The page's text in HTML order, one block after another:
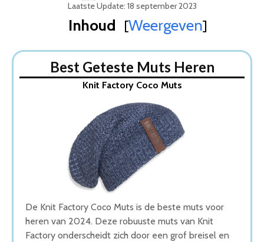
Laatste Update: 18 september 2023
Inhoud [Weergeven]
1. Knit Factory Coco Muts
2. Gareth & Lucas Muts
4. Elmer Black Herschel beanie
5. NOMAD Beanie
Wat is de beste Muts Heren van 2026
1. Beste Muts Heren van 2026
2. Beste Budget Muts Heren van 2026
3. Fijnste Muts Heren van 2026
5. Goede Koop Muts Heren
Conclusie
Best Geteste Muts Heren
Knit Factory Coco Muts
De Knit Factory Coco Muts is de beste muts voor
heren van 2024. Deze robuuste muts van Knit
Factory onderscheidt zich door een grof breisel en